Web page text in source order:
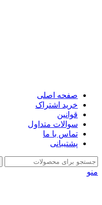
صفحه اصلی
خرید اشتراک
قوانین
سوالات متداول
تماس با ما
پشتیبانی
منو